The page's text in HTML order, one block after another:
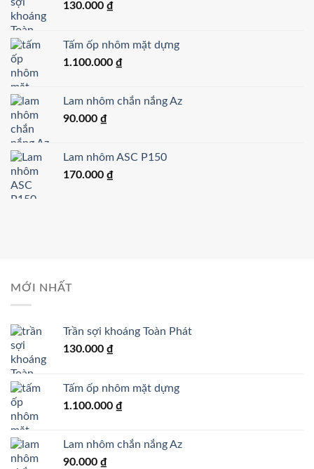
130.000 ₫
Tấm ốp nhôm mặt dựng
1.100.000 ₫
Lam nhôm chắn nắng Az
90.000 ₫
Lam nhôm ASC P150
170.000 ₫
MỚI NHẤT
Trần sợi khoáng Toàn Phát
130.000 ₫
Tấm ốp nhôm mặt dựng
1.100.000 ₫
Lam nhôm chắn nắng Az
90.000 ₫